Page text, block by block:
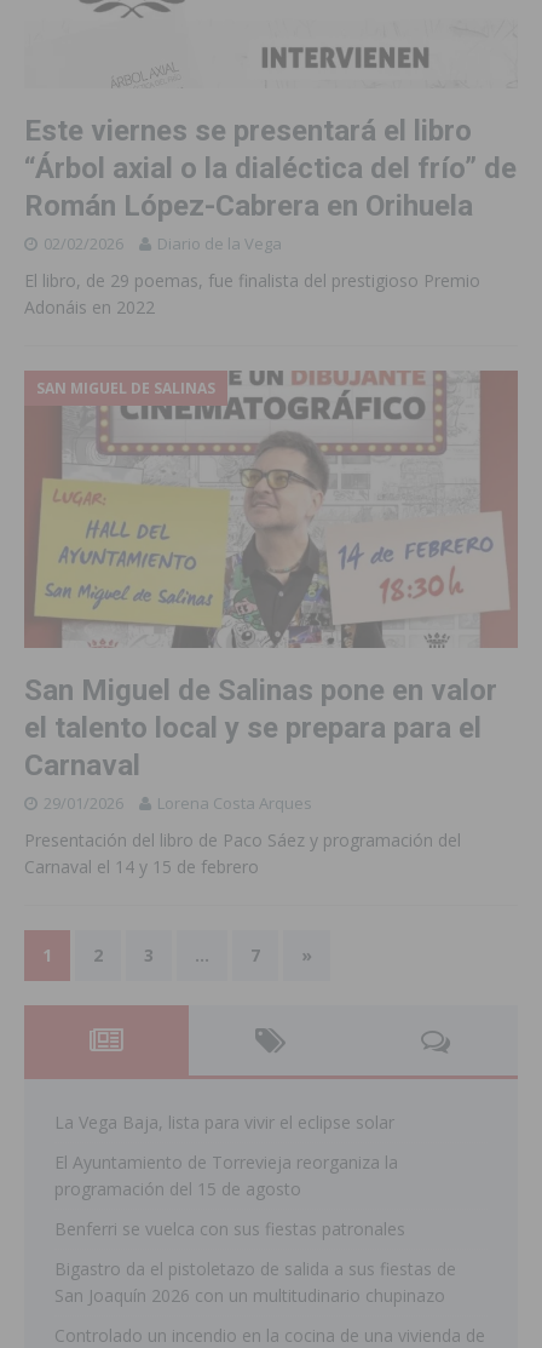
Este viernes se presentará el libro
“Árbol axial o la dialéctica del frío” de
Román López-Cabrera en Orihuela
02/02/2026 Diario de la Vega
El libro, de 29 poemas, fue finalista del prestigioso Premio
Adonáis en 2022
SAN MIGUEL DE SALINAS
San Miguel de Salinas pone en valor
el talento local y se prepara para el
Carnaval
29/01/2026 Lorena Costa Arques
Presentación del libro de Paco Sáez y programación del
Carnaval el 14 y 15 de febrero
1 2 3 … 7 »
La Vega Baja, lista para vivir el eclipse solar
El Ayuntamiento de Torrevieja reorganiza la
programación del 15 de agosto
Benferri se vuelca con sus fiestas patronales
Bigastro da el pistoletazo de salida a sus fiestas de
San Joaquín 2026 con un multitudinario chupinazo
Controlado un incendio en la cocina de una vivienda de